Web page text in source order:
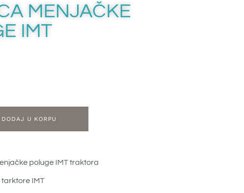
MENJAČKE
IMT
DODAJ U KORPU
poluge IMT traktora
IMT